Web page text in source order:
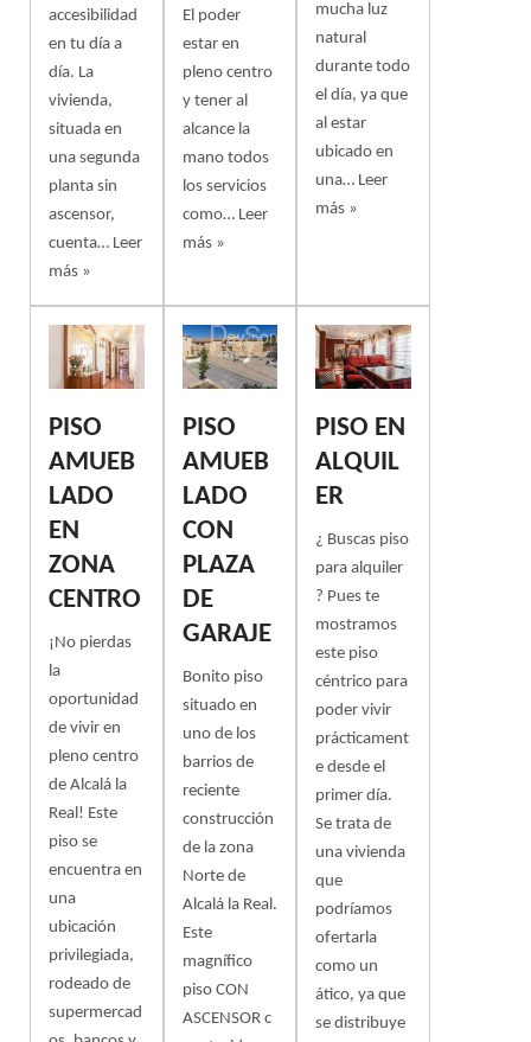
accesibilidad
en tu día a
día. La
vivienda,
situada en
una segunda
planta sin
ascensor,
cuenta… Leer
más »
El poder
estar en
pleno centro
y tener al
alcance la
mano todos
los servicios
como… Leer
más »
mucha luz
natural
durante todo
el día, ya que
al estar
ubicado en
una… Leer
más »
PISO
AMUEB
LADO
EN
ZONA
CENTRO
¡No pierdas
la
oportunidad
de vivir en
pleno centro
de Alcalá la
Real! Este
piso se
encuentra en
una
ubicación
privilegiada,
rodeado de
supermercad
PISO
AMUEB
LADO
CON
PLAZA
DE
GARAJE
Bonito piso
situado en
uno de los
barrios de
reciente
construcción
de la zona
Norte de
Alcalá la Real.
Este
magnífico
piso CON
ASCENSOR c
PISO EN
ALQUIL
ER
¿ Buscas piso
para alquiler
? Pues te
mostramos
este piso
céntrico para
poder vivir
prácticament
e desde el
primer día.
Se trata de
una vivienda
que
podríamos
ofertarla
como un
ático, ya que
se distribuye